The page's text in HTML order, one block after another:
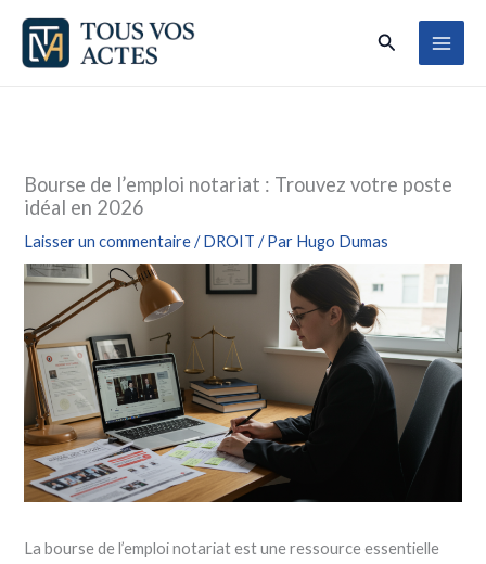
Aller
contenu
Rechercher
Bourse de l’emploi notariat : Trouvez votre poste
idéal en 2026
Laisser un commentaire /DROIT / Par Hugo Dumas
La bourse de l’emploi notariat est une ressource essentielle